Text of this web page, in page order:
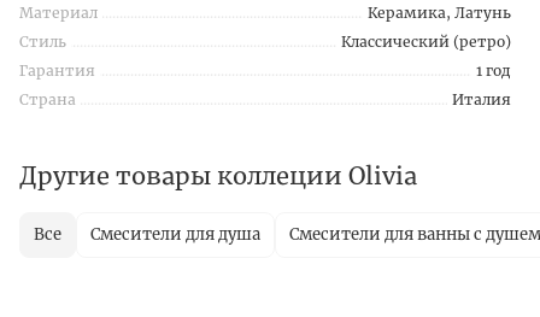
Материал
Керамика, Латунь
Стиль
Классический (ретро)
Гарантия
1 год
Страна
Италия
Другие товары коллеции Olivia
Все Смесители для душа Смесители для ванны с душем